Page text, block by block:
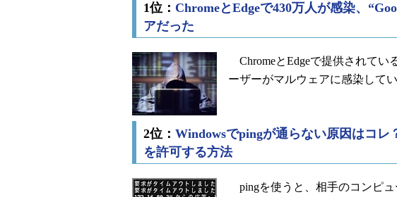
1位： ChromeとEdgeで430万人が感染、
アだった
ChromeとEdgeで提供されてい
ーザーがマルウェアに感染して
2位： Windowsでpingが通らない原因はコ
を許可する方法
pingを使うと、相手のコンピ